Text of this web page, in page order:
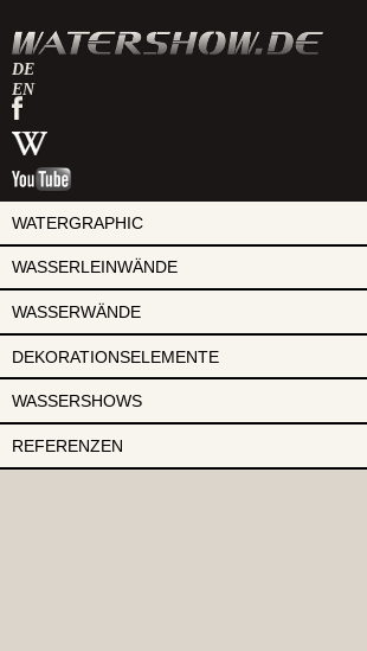
DE
EN
watershow
auf
facebook
watershow
bei
wikipedia
watershow
youtube
WATERGRAPHIC
WASSERLEINWÄNDE
WASSERWÄNDE
DEKORATIONSELEMENTE
WASSERSHOWS
REFERENZEN